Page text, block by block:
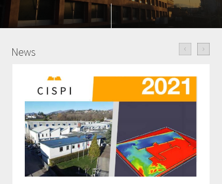
News